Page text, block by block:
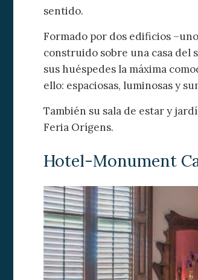
sentido.
Formado por dos edificios
construido sobre una casa del
sus huéspedes la máxima
ello: espaciosas, luminosas y
También su sala de estar y
Feria Orígens.
Hotel-Monument